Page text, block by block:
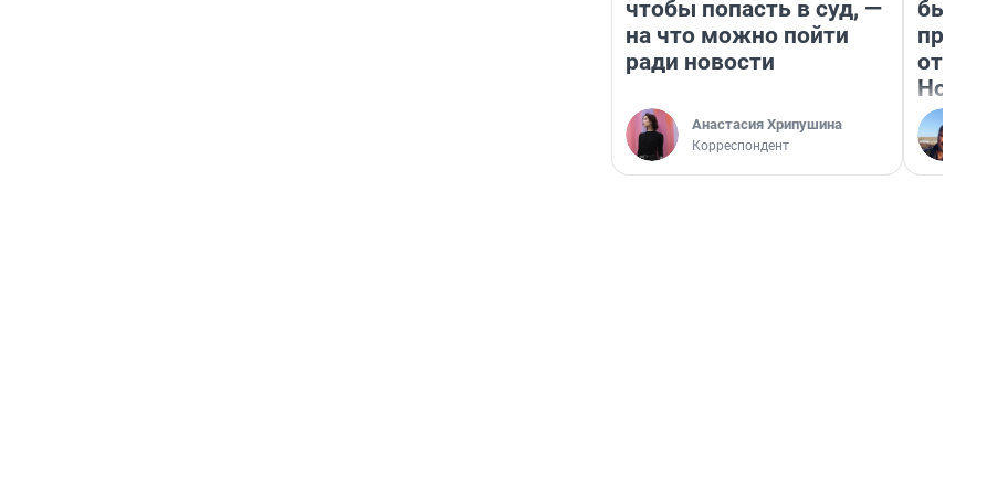
чтобы попасть в суд, —
на что можно пойти
ради новости
Анастасия Хрипушина
Корреспондент
бьет